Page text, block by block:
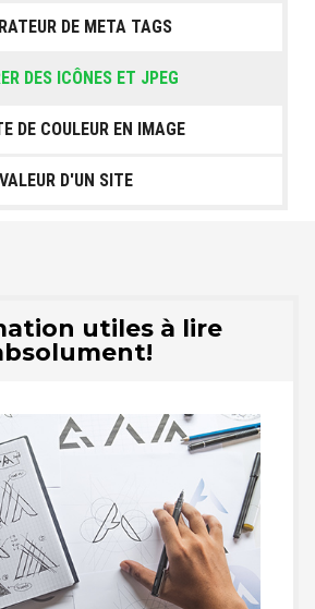
DE META TAGS
DES ICÔNES ET JPEG
DE COULEUR EN IMAGE
VALEUR D'UN SITE
utiles à lire